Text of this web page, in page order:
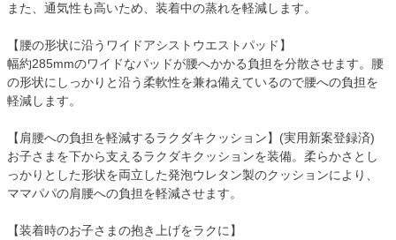
また、通気性も高いため、装着中の蒸れを軽減します。
【腰の形状に沿うワイドアシストウエストパッド】
幅約285mmのワイドなパッドが腰へかかる負担を分散させます。腰
の形状にしっかりと沿う柔軟性を兼ね備えているので腰への負担を
軽減します。
【肩腰への負担を軽減するラクダキクッション】(実用新案登録済)
お子さまを下から支えるラクダキクッションを装備。柔らかさとし
っかりとした形状を両立した発泡ウレタン製のクッションにより、
ママパパの肩腰への負担を軽減させます。
【装着時のお子さまの抱き上げをラクに】